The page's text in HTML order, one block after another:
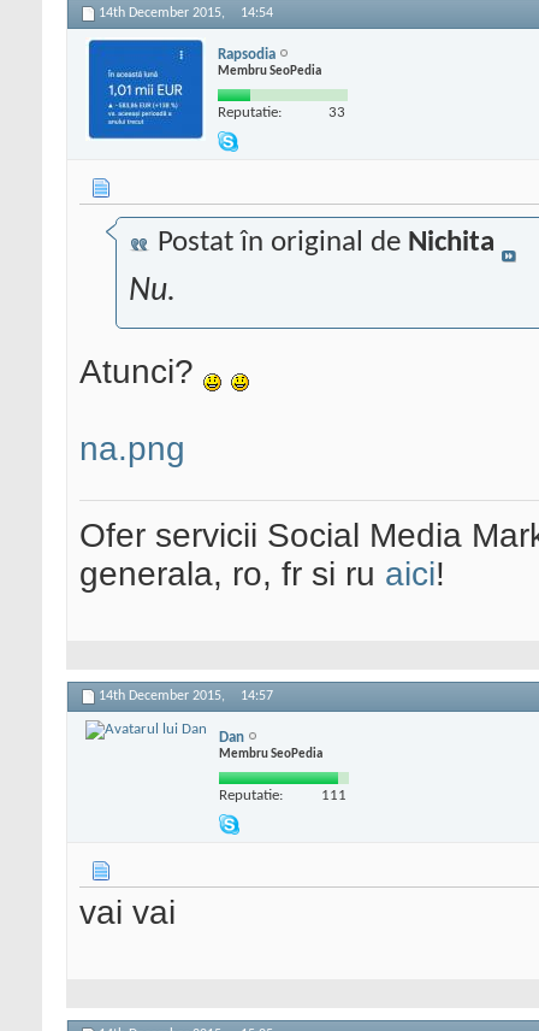
14th December 2015, 14:54
Rapsodia
Membru SeoPedia
Reputatie: 33
Postat în original de Nichita
Nu.
Atunci?
na.png
Ofer servicii Social Media
generala, ro, fr si ru aici!
14th December 2015, 14:57
Dan
Membru SeoPedia
Reputatie: 111
vai vai